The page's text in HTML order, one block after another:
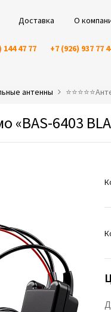
Доставка О
144 47 77 +7 (926) 937 77
антенны
6403